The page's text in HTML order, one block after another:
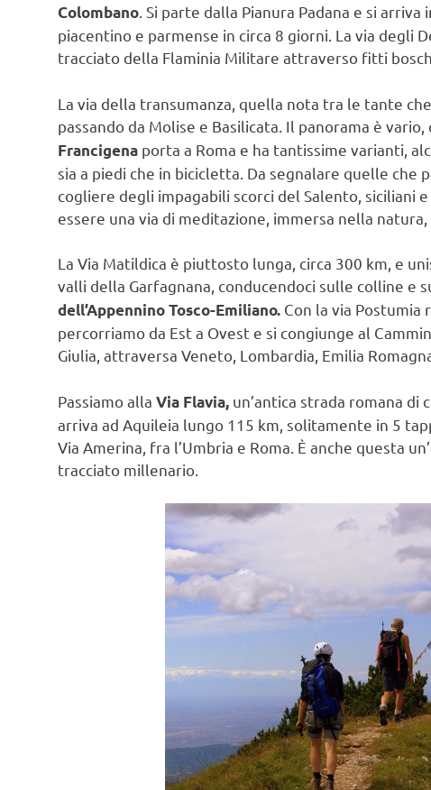
Colombano. Si parte dalla Pianura Padana e si
piacentino e parmense in circa 8 giorni. La via degli
tracciato della Flaminia Militare attraverso fitti
La via della transumanza, quella nota tra le tante
passando da Molise e Basilicata. Il panorama è
Francigena porta a Roma e ha tantissime varianti,
sia a piedi che in bicicletta. Da segnalare quelle che
cogliere degli impagabili scorci del Salento, siciliani
essere una via di meditazione, immersa nella
La Via Matildica è piuttosto lunga, circa 300 km, e
valli della Garfagnana, conducendoci sulle colline e
dell’Appennino Tosco-Emiliano. Con la via
percorriamo da Est a Ovest e si congiunge al
Giulia, attraversa Veneto, Lombardia, Emilia
Passiamo alla Via Flavia, un’antica strada romana
arriva ad Aquileia lungo 115 km, solitamente in 5
Via Amerina, fra l’Umbria e Roma. È anche questa
tracciato millenario.